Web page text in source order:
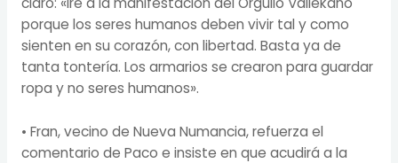
porque los seres humanos deben vivir tal y como
sienten en su corazón, con libertad. Basta ya de
tanta tontería. Los armarios se crearon para guardar
ropa y no seres humanos».
• Fran, vecino de Nueva Numancia, refuerza el
comentario de Paco e insiste en que acudirá a la